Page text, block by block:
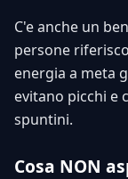
C'e anche un
persone
energia a meta
evitano picchi e
spuntini.
Cosa NON